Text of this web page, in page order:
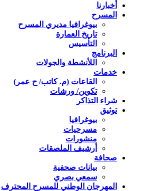
أخبارنا
المسرح
بيوغرافيا مديري المسرح
تاريخ العمارة
التأسيس
البرنامج
اللأنشطة والجولات
خدمات
القاعات (م. كاتب/ ح عمر)
تكوين/ ورشات
شراء التذاكر
توثيق
بيوغرافيا
مسرحيات
منشورات
أرشيف الملصقات
صحافة
بيانات صحفية
سمعي بصري
المهرجان الوطني للمسرح المحترف